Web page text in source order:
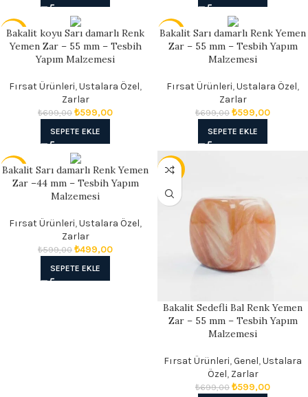
- 14%
Bakalit koyu Sarı damarlı Renk
Yemen Zar – 55 mm – Tesbih
Yapım Malzemesi
Fırsat Ürünleri,Ustalara Özel,
Zarlar
₺699,00 ₺599,00
SEPETE EKLE
- 14%
Bakalit Sarı damarlı Renk Yemen
Zar – 55 mm – Tesbih Yapım
Malzemesi
Fırsat Ürünleri,Ustalara Özel,
Zarlar
₺699,00 ₺599,00
SEPETE EKLE
- 17%
Bakalit Sarı damarlı Renk Yemen
Zar –44 mm – Tesbih Yapım
Malzemesi
Fırsat Ürünleri,Ustalara Özel,
Zarlar
₺599,00 ₺499,00
SEPETE EKLE
- 14%
Bakalit Sedefli Bal Renk Yemen
Zar – 55 mm – Tesbih Yapım
Malzemesi
Fırsat Ürünleri,Genel,Ustalara
Özel, Zarlar
₺699,00 ₺599,00